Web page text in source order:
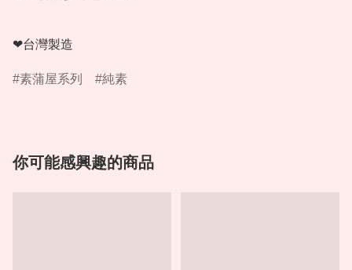
❤台灣製造
素蒲屋系列 純素
你可能感興趣的商品